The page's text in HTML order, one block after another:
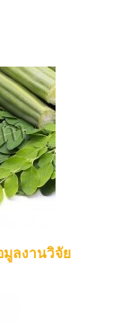
มูลงานวิจัย